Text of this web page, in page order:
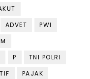
ADVET
PWI
P
TNI POLRI
PAJAK